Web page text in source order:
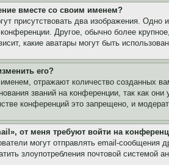
вместе со своим именем?
присутствовать два изображения.
Другое, обычно более
какие аватары могут быть
его?
отражают количество созданных
званий на конференции, так как
конференций это запрещено, и
от меня требуют войти на
могут отправлять email-
злоупотребления почтовой системой